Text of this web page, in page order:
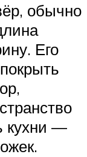
обычно
Его
кухни —